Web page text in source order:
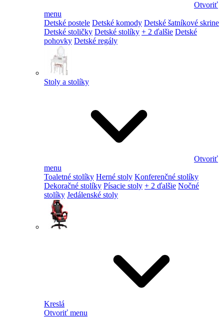
Otvoriť
menu
Detské postele Detské komody Detské šatníkové skrine
Detské stoličky Detské stolíky + 2 ďalšie Detské
pohovky Detské regály
Stoly a stolíky
Otvoriť
menu
Toaletné stolíky Herné stoly Konferenčné stolíky
Dekoračné stolíky Písacie stoly + 2 ďalšie Nočné
stolíky Jedálenské stoly
Kreslá
Otvoriť menu